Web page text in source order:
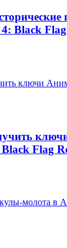
4: Black Flag
Black Flag